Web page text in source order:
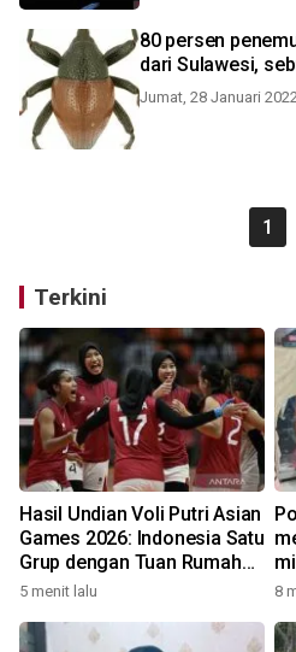
80 persen
dari Sulawesi,
Jumat, 28 Januari
1
Terkini
Hasil Undian Voli Putri Asian
Games 2026: Indonesia Satu
Grup dengan Tuan Rumah
Jepang
5 menit lalu 8